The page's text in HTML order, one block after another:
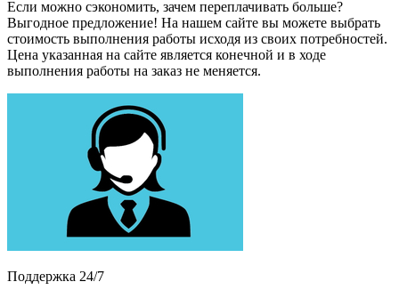
Если можно сэкономить, зачем переплачивать больше?
Выгодное предложение! На нашем сайте вы можете выбрать
стоимость выполнения работы исходя из своих потребностей.
Цена указанная на сайте является конечной и в ходе
выполнения работы на заказ не меняется.
Поддержка 24/7